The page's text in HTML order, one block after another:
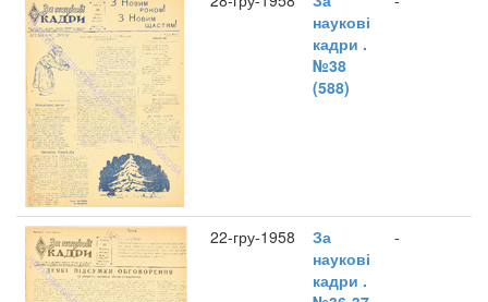
наукові
кадри .
№38
(588)
22-гру-1958
За
наукові
кадри .
-